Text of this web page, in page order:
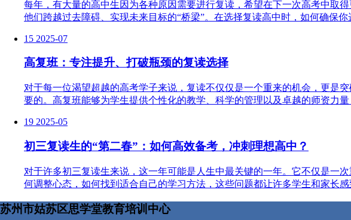
每年，有大量的高中生因为各种原因需要进行复读，希望在下一次高考中取
他们跨越过去障碍、实现未来目标的“桥梁”。在选择复读高中时，如何确保
15 2025-07
高复班：专注提升、打破瓶颈的复读选择
对于每一位渴望超越的高考学子来说，复读不仅仅是一个重来的机会，更是
要的。高复班能够为学生提供个性化的教学、科学的管理以及卓越的师资力
19 2025-05
初三复读生的“第二春”：如何高效备考，冲刺理想高中？
对于许多初三复读生来说，这一年可能是人生中最关键的一年。它不仅是一
何调整心态，如何找到适合自己的学习方法，这些问题都让许多学生和家长
苏州市姑苏区思学堂教育培训中心